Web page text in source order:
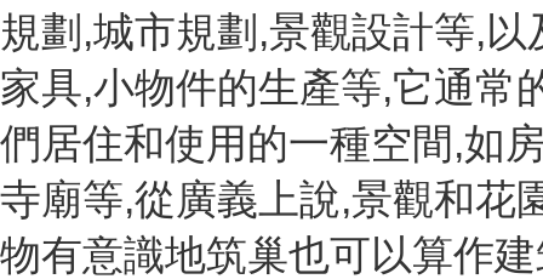
規劃,城市規劃,景觀設計等,
家具,小物件的生產等,它通常
們居住和使用的一種空間,如
寺廟等,從廣義上說,景觀和花
物有意識地筑巢也可以算作